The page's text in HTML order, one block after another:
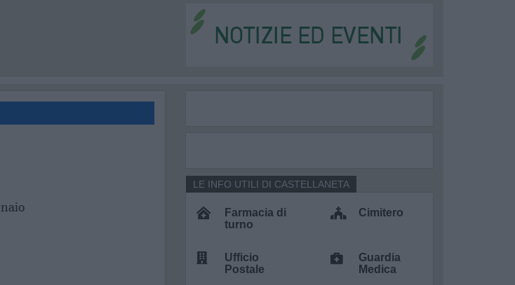
Farmacia di
turno
Cimitero
Ufficio
Postale
Guardia
Medica
LE INFO UTILI DI CASTELLANETA